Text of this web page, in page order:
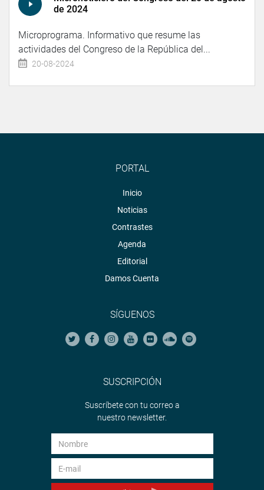
de 2024
Microprograma. Informativo que resume las
actividades del Congreso de la República del...
20-08-2024
PORTAL
Inicio
Noticias
Contrastes
Agenda
Editorial
Damos Cuenta
SÍGUENOS
SUSCRIPCIÓN
Suscríbete con tu correo a
nuestro newsletter.